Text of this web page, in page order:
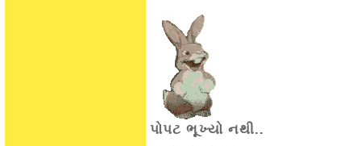
પોપટ ભૂખ્યો નથી..